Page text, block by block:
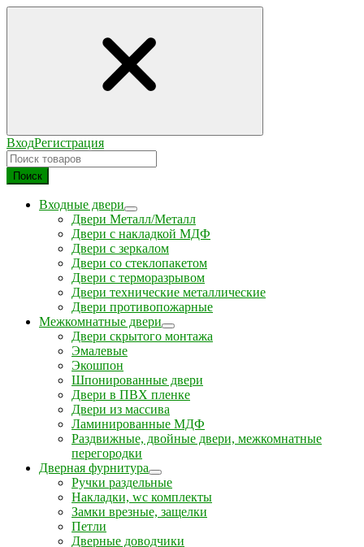
ВходРегистрация
Поиск
Входные двери
Двери Металл/Металл
Двери с накладкой МДФ
Двери с зеркалом
Двери со стеклопакетом
Двери с терморазрывом
Двери технические металлические
Двери противопожарные
Межкомнатные двери
Двери скрытого монтажа
Эмалевые
Экошпон
Шпонированные двери
Двери в ПВХ пленке
Двери из массива
Ламинированные МДФ
Раздвижные, двойные двери, межкомнатные
перегородки
Дверная фурнитура
Ручки раздельные
Накладки, wc комплекты
Замки врезные, защелки
Петли
Дверные доводчики